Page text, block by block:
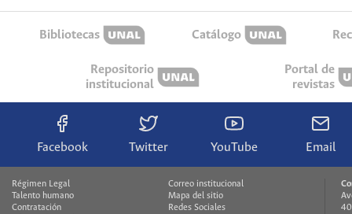
Bibliotecas Catálogo
Repositorio
institucional
Portal de
revistas
Facebook Twitter YouTube Email
Régimen Legal
Talento humano
Contratación
Correo institucional
Mapa del sitio
Redes Sociales